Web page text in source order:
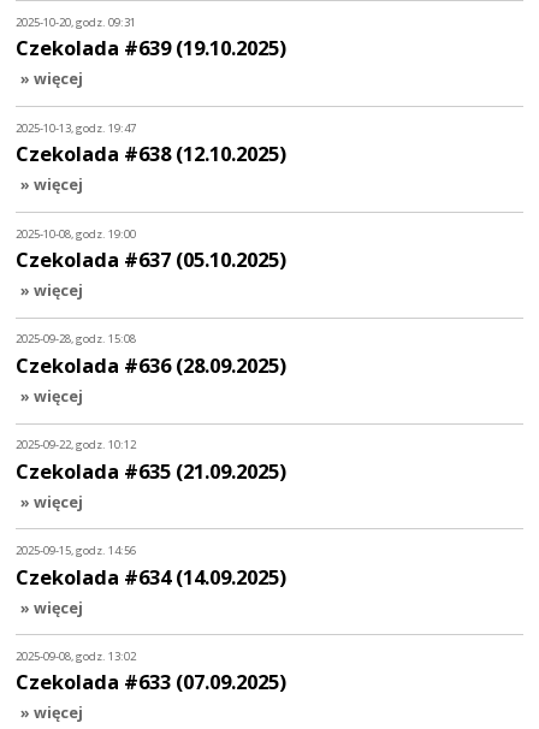
2025-10-20, godz. 09:31
Czekolada #639 (19.10.2025)
» więcej
2025-10-13, godz. 19:47
Czekolada #638 (12.10.2025)
» więcej
2025-10-08, godz. 19:00
Czekolada #637 (05.10.2025)
» więcej
2025-09-28, godz. 15:08
Czekolada #636 (28.09.2025)
» więcej
2025-09-22, godz. 10:12
Czekolada #635 (21.09.2025)
» więcej
2025-09-15, godz. 14:56
Czekolada #634 (14.09.2025)
» więcej
2025-09-08, godz. 13:02
Czekolada #633 (07.09.2025)
» więcej